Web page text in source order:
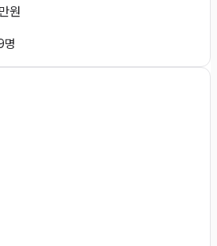
원
명